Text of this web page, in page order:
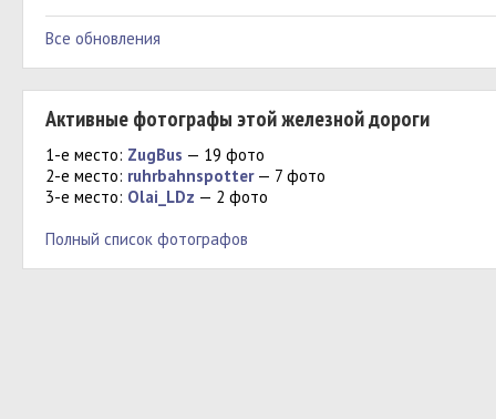
Все обновления
Активные фотографы этой железной дороги
1-е место: ZugBus — 19 фото
2-е место: ruhrbahnspotter— 7 фото
3-е место: Olai_LDz — 2 фото
Полный список фотографов